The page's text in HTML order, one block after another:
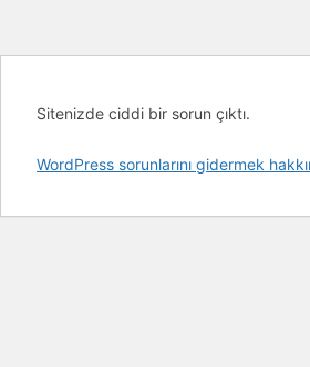
Sitenizde ciddi bir sorun çıktı.
WordPress sorunlarını gidermek